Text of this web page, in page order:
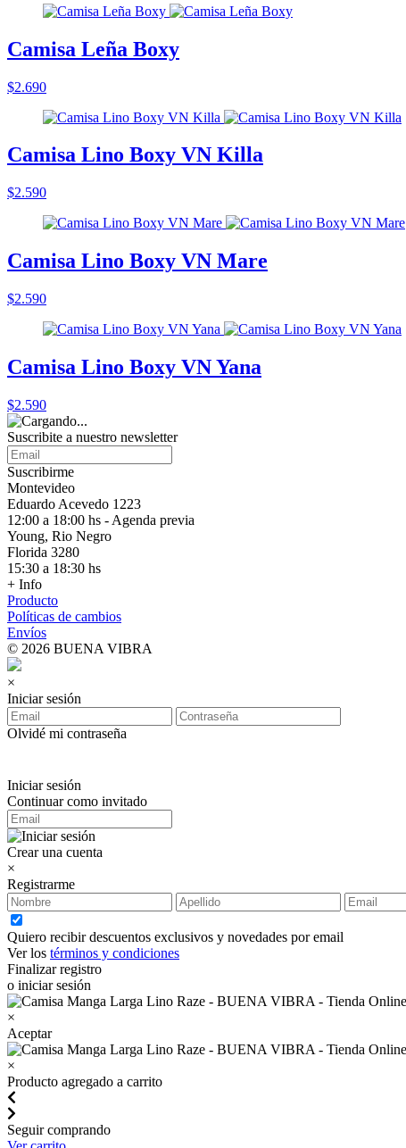
Camisa Leña Boxy
$2.690
Camisa Lino Boxy VN Killa
$2.590
Camisa Lino Boxy VN Mare
$2.590
Camisa Lino Boxy VN Yana
$2.590
Suscribite a nuestro newsletter
Suscribirme
Montevideo
Eduardo Acevedo 1223
12:00 a 18:00 hs - Agenda previa
Young, Rio Negro
Florida 3280
15:30 a 18:30 hs
+ Info
Producto
Políticas de cambios
Envíos
© 2026 BUENA VIBRA
×
Iniciar sesión
Olvidé mi contraseña
Iniciar sesión
Continuar como invitado
Crear una cuenta
×
Registrarme
Quiero recibir descuentos exclusivos y novedades por email
Ver los términos y condiciones
Finalizar registro
o iniciar sesión
×
Aceptar
×
Producto agregado a carrito
Seguir comprando